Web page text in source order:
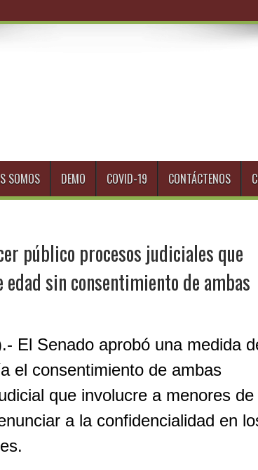
SOMOS DEMO COVID-19 CONTÁCTENOS
público procesos judiciales que
sin consentimiento de ambas
El Senado aprobó una medida
el consentimiento de ambas
que involucre a menores de
a la confidencialidad en